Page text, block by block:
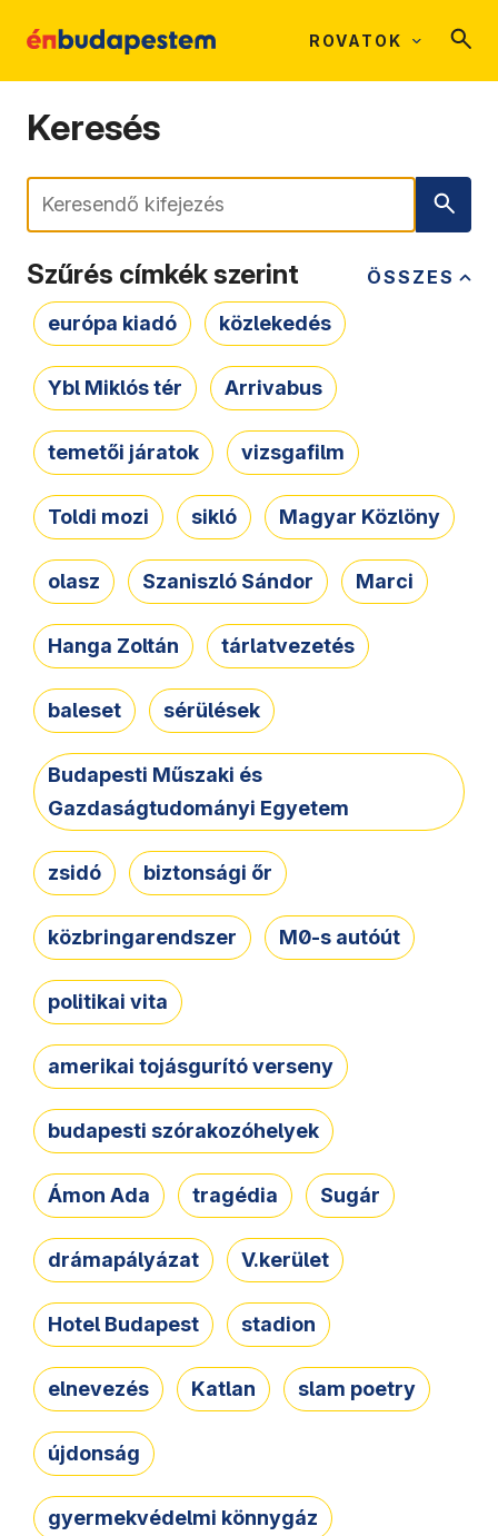
ROVATOK
Keresés
Keresés
ÖSSZES
Szűrés címkék szerint
európa kiadó közlekedés
Ybl Miklós tér Arrivabus
temetői járatok vizsgafilm
Toldi mozi sikló Magyar Közlöny
olasz Szaniszló Sándor Marci
Hanga Zoltán tárlatvezetés
baleset sérülések
Budapesti Műszaki és
Gazdaságtudományi Egyetem
zsidó biztonsági őr
közbringarendszer M0-s autóút
politikai vita
amerikai tojásgurító verseny
budapesti szórakozóhelyek
Ámon Ada tragédia Sugár
drámapályázat V.kerület
Hotel Budapest stadion
elnevezés Katlan slam poetry
újdonság
gyermekvédelmi könnygáz